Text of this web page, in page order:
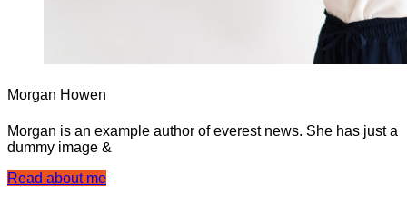
Morgan Howen
Morgan is an example author of everest news. She has just a
dummy image &
Read about me